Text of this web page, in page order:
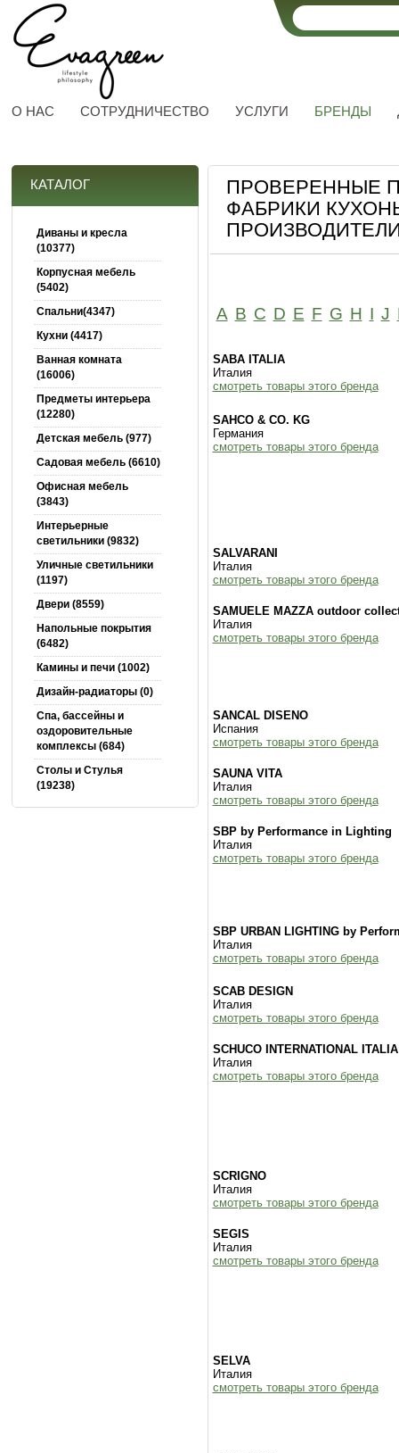
О НАС СОТРУДНИЧЕСТВО УСЛУГИ БРЕНДЫ
КАТАЛОГ
Диваны и кресла
(10377)
Корпусная мебель
(5402)
Спальни(4347)
Кухни (4417)
Ванная комната
(16006)
Предметы интерьера
(12280)
Детская мебель (977)
Садовая мебель (6610)
Офисная мебель
(3843)
Интерьерные
светильники (9832)
Уличные светильники
(1197)
Двери (8559)
Напольные покрытия
(6482)
Камины и печи (1002)
Дизайн-радиаторы (0)
Спа, бассейны и
оздоровительные
комплексы (684)
Столы и Cтулья
(19238)
ПРОВЕРЕННЫЕ
ФАБРИКИ
A B C D E F G H I J
SABA ITALIA
Италия
смотреть товары этого бренда
SAHCO & CO. KG
Германия
смотреть товары этого бренда
SALVARANI
Италия
смотреть товары этого бренда
SAMUELE MAZZA outdoor
Италия
смотреть товары этого бренда
SANCAL DISENO
Испания
смотреть товары этого бренда
SAUNA VITA
Италия
смотреть товары этого бренда
SBP by Performance in Lighting
Италия
смотреть товары этого бренда
SBP URBAN LIGHTING by
Италия
смотреть товары этого бренда
SCAB DESIGN
Италия
смотреть товары этого бренда
SCHUCO INTERNATIONAL ITALIA
Италия
смотреть товары этого бренда
SCRIGNO
Италия
смотреть товары этого бренда
SEGIS
Италия
смотреть товары этого бренда
SELVA
Италия
смотреть товары этого бренда